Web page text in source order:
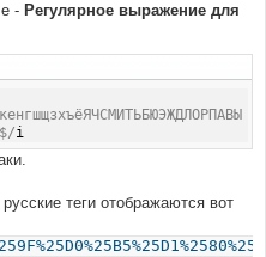
- Регулярное выражение для
i
теги отображаются вот